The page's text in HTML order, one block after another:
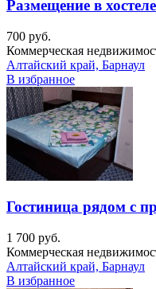
Размещение в
700 руб.
Коммерческая
Алтайский край, Барнаул
В избранное
Гостиница рядом с
1 700 руб.
Коммерческая
Алтайский край, Барнаул
В избранное